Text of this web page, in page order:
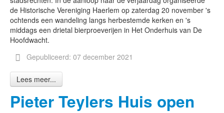
de Historische Vereniging Haerlem op zaterdag 20 november 's
ochtends een wandeling langs herbestemde kerken en 's
middags een drietal bierproeverijen in Het Onderhuis van De
Hoofdwacht.
Gepubliceerd: 07 december 2021
Lees meer...
Pieter Teylers Huis open